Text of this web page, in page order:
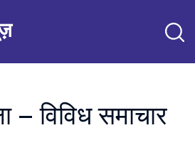
विविध समाचार